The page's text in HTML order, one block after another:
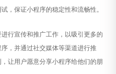
，保证小程序的稳定性和流畅性。
行宣传和推广工作，以吸引更多的
，并通过社交媒体等渠道进行推
让用户愿意分享小程序给他们的朋